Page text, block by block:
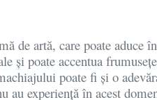
de artă, care poate aduce
și poate accentua
poate fi și o
au experiență în acest